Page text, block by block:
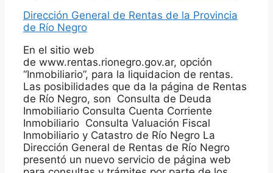
Dirección General de Rentas de la Provincia
de Río Negro
En el sitio web
de www.rentas.rionegro.gov.ar, opción
“Inmobiliario”, para la liquidacion de rentas.
Las posibilidades que da la página de Rentas
de Río Negro, son Consulta de Deuda
Inmobiliario Consulta Cuenta Corriente
Inmobiliario Consulta Valuación Fiscal
Inmobiliario y Catastro de Río Negro La
Dirección General de Rentas de Río Negro
presentó un nuevo servicio de página web